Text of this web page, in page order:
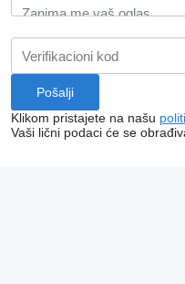
Klikom pristajete na našu
Vaši lični podaci će se